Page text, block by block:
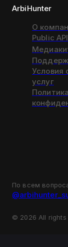
ArbiHunter
О
Public API
Условия
услуг
Политика
По всем
© 2026 All